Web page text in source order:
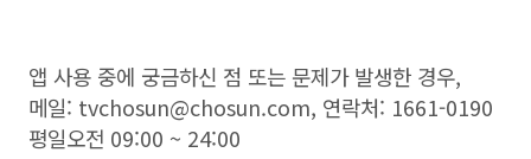
앱 사용 중에 궁금하신 점 또는 문제가 발생한 경우,
메일: tvchosun@chosun.com, 연락처: 1661-0190
평일오전 09:00 ~ 24:00